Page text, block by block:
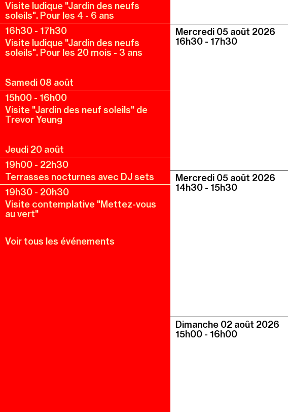
Visite ludique "Jardin des neufs
soleils". Pour les 4 - 6 ans
16h30 - 17h30
Visite ludique "Jardin des neufs
soleils". Pour les 20 mois - 3 ans
Samedi 08 août
15h00 - 16h00
Visite "Jardin des neuf soleils" de
Trevor Yeung
Jeudi 20 août
19h00 - 22h30
Terrasses nocturnes avec DJ sets
19h30 - 20h30
Visite contemplative "Mettez-vous
au vert"
Voir tous les événements
Mercredi 05 août 2026
16h30 - 17h30
Mercredi 05 août 2026
14h30 - 15h30
Dimanche 02 août 2026
15h00 - 16h00